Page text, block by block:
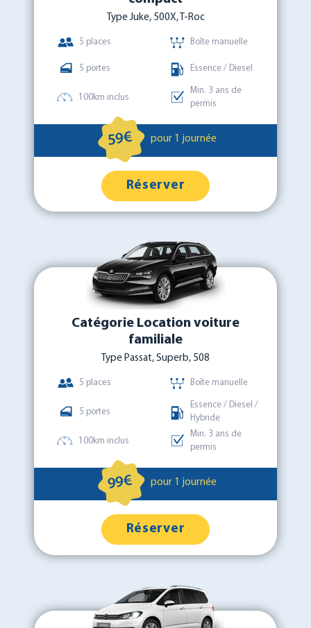
Type Juke, 500X, T-Roc
5 places Boîte manuelle
5 portes Essence / Diesel
100km inclus
Min. 3 ans de
permis
59€ pour 1 journée
Réserver
Catégorie Location voiture
familiale
Type Passat, Superb, 508
5 places Boîte manuelle
5 portes
Essence / Diesel /
Hybride
100km inclus
Min. 3 ans de
permis
99€ pour 1 journée
Réserver